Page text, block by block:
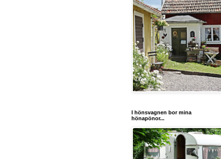
I hönsvagnen bor mina
hönapönor...